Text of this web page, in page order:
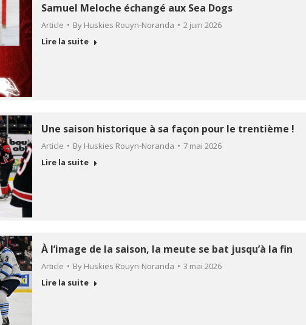
Samuel Meloche échangé aux Sea Dogs
Article By Huskies Rouyn-Noranda
2 juin 2026
Lire la suite
Une saison historique à sa façon pour le trentième !
Article By Huskies Rouyn-Noranda
7 mai 2026
Lire la suite
À l’image de la saison, la meute se bat jusqu’à la fin
Article By Huskies Rouyn-Noranda
3 mai 2026
Lire la suite